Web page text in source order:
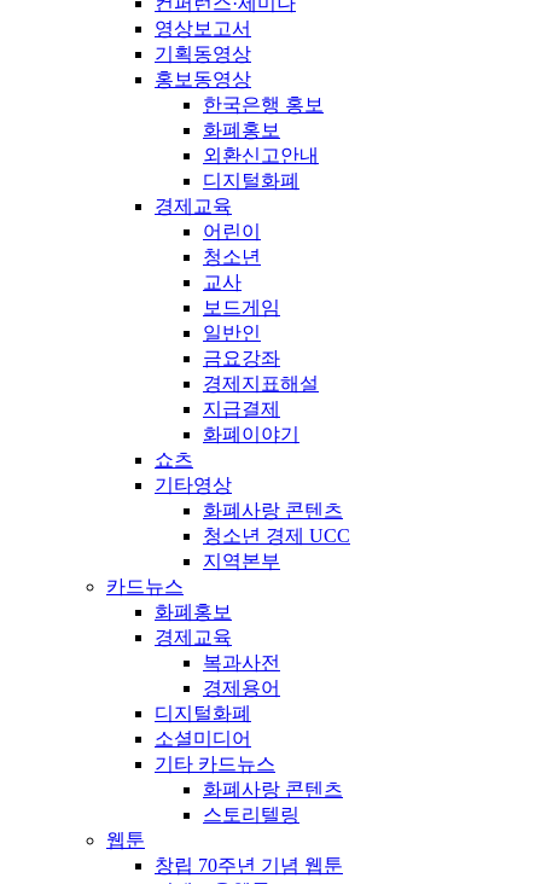
영상보고서
기획동영상
홍보동영상
한국은행 홍보
화폐홍보
외환신고안내
디지털화폐
경제교육
어린이
청소년
교사
보드게임
일반인
금요강좌
경제지표해설
지급결제
화폐이야기
쇼츠
기타영상
화폐사랑 콘텐츠
청소년 경제 UCC
지역본부
카드뉴스
화폐홍보
경제교육
복과사전
경제용어
디지털화폐
소셜미디어
기타 카드뉴스
화폐사랑 콘텐츠
스토리텔링
웹툰
창립 70주년 기념 웹툰